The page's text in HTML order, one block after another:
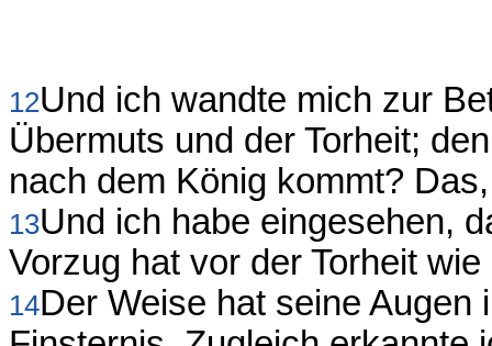
12Und ich wandte mich zur
Übermuts und der Torheit;
nach dem König kommt?
13Und ich habe eingesehen,
Vorzug hat vor der Torheit
14Der Weise hat seine Augen